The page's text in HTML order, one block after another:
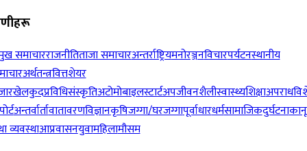
समाचारराजनीतिताजा समाचारअन्तर्राष्ट्रियमनोरञ्जनविचारपर्यटनस्थानीय
अर्थतन्त्रवित्तशेयर
खेलकुदप्रविधिसंस्कृतिअटोमोबाइलस्टार्टअपजीवनशैलीस्वास्थ्यशिक्षाअपराध
अन्तर्वार्तावातावरणविज्ञानकृषिजग्गा/घरजग्गापूर्वाधारधर्मसामाजिकदुर्घटना
व्यवस्थाआप्रवासनयुवामहिलामौसम